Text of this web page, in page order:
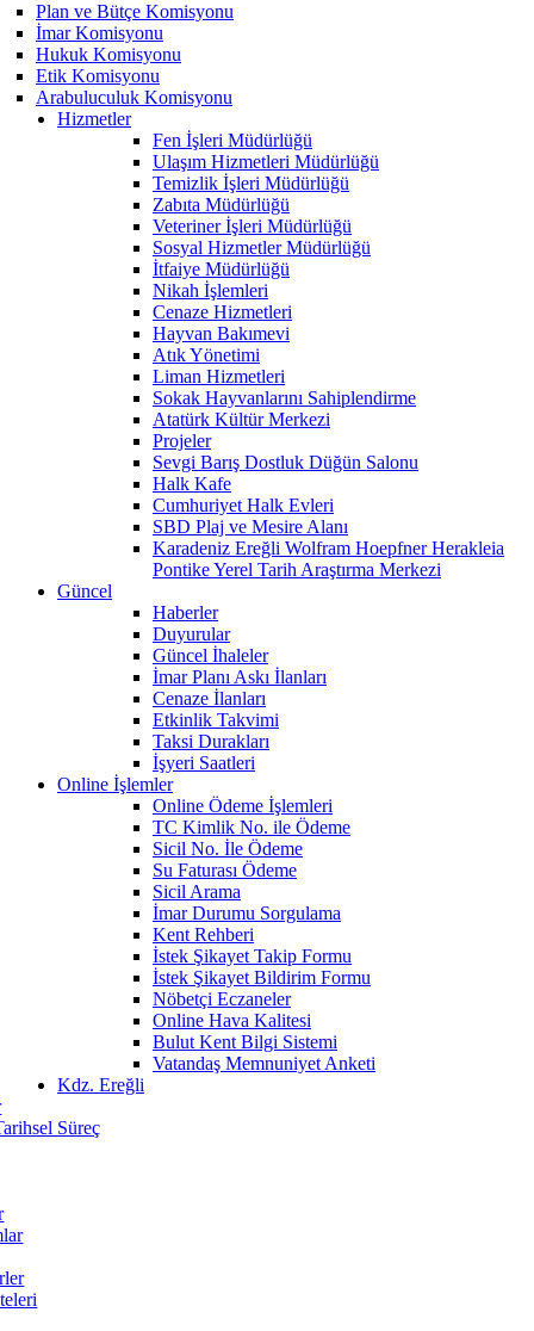
Plan ve Bütçe Komisyonu
İmar Komisyonu
Hukuk Komisyonu
Etik Komisyonu
Arabuluculuk Komisyonu
Hizmetler
Fen İşleri Müdürlüğü
Ulaşım Hizmetleri Müdürlüğü
Temizlik İşleri Müdürlüğü
Zabıta Müdürlüğü
Veteriner İşleri Müdürlüğü
Sosyal Hizmetler Müdürlüğü
İtfaiye Müdürlüğü
Nikah İşlemleri
Cenaze Hizmetleri
Hayvan Bakımevi
Atık Yönetimi
Liman Hizmetleri
Sokak Hayvanlarını Sahiplendirme
Atatürk Kültür Merkezi
Projeler
Sevgi Barış Dostluk Düğün Salonu
Halk Kafe
Cumhuriyet Halk Evleri
SBD Plaj ve Mesire Alanı
Karadeniz Ereğli Wolfram Hoepfner Herakleia
Pontike Yerel Tarih Araştırma Merkezi
Güncel
Haberler
Duyurular
Güncel İhaleler
İmar Planı Askı İlanları
Cenaze İlanları
Etkinlik Takvimi
Taksi Durakları
İşyeri Saatleri
Online İşlemler
Online Ödeme İşlemleri
TC Kimlik No. ile Ödeme
Sicil No. İle Ödeme
Su Faturası Ödeme
Sicil Arama
İmar Durumu Sorgulama
Kent Rehberi
İstek Şikayet Takip Formu
İstek Şikayet Bildirim Formu
Nöbetçi Eczaneler
Online Hava Kalitesi
Bulut Kent Bilgi Sistemi
Vatandaş Memnuniyet Anketi
Kdz. Ereğli
Süreç